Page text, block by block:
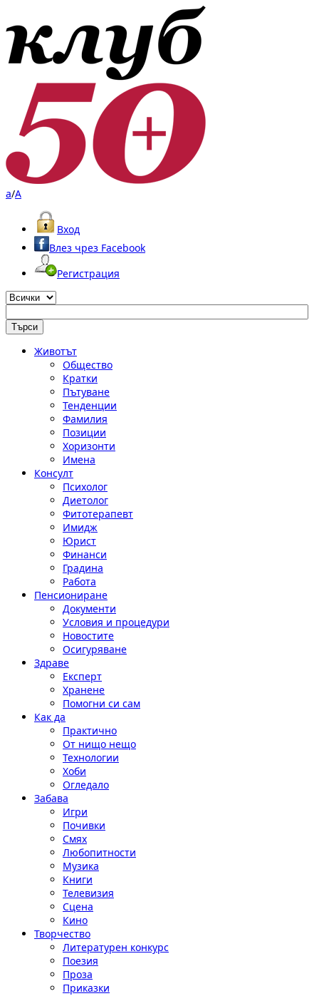
a/A
Вход
Влез чрез Facebook
Регистрация
Животът
Общество
Кратки
Пътуване
Тенденции
Фамилия
Позиции
Хоризонти
Имена
Консулт
Психолог
Диетолог
Фитотерапевт
Имидж
Юрист
Финанси
Градина
Работа
Пенсиониране
Документи
Условия и процедури
Новостите
Осигуряване
Здраве
Експерт
Хранене
Помогни си сам
Как да
Практично
От нищо нещо
Технологии
Хоби
Огледало
Забава
Игри
Почивки
Смях
Любопитности
Музика
Книги
Телевизия
Сцена
Кино
Творчество
Литературен конкурс
Поезия
Проза
Приказки